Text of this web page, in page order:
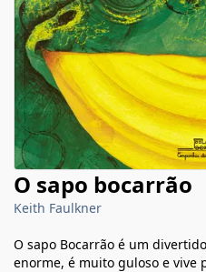
O sapo bocarrão
Keith Faulkner
O sapo Bocarrão é um
enorme, é muito guloso e vive